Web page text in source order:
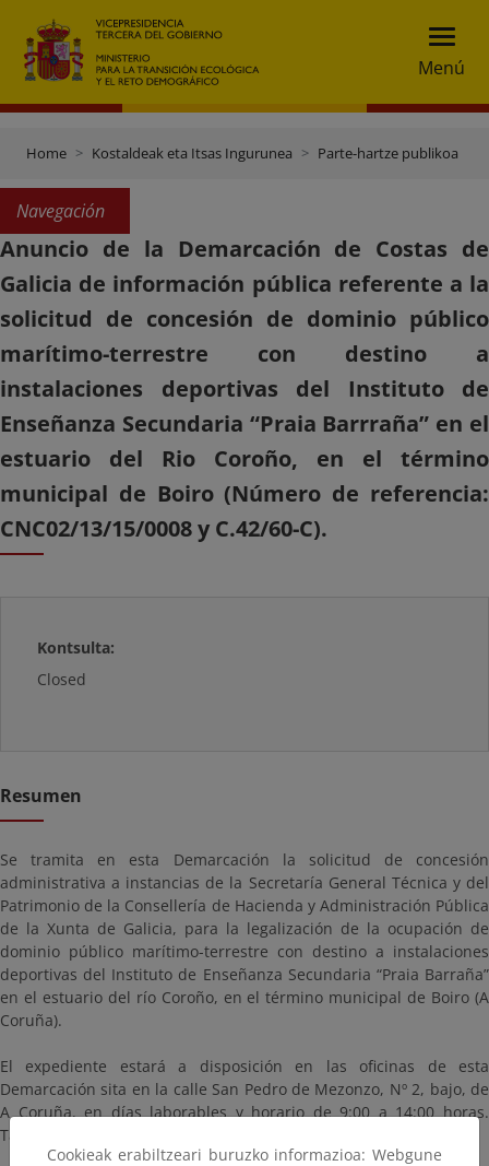
Menú
Home Kostaldeak eta Itsas Ingurunea Parte-hartze publikoa
Navegación
Anuncio de la Demarcación de Costas de
Galicia de información pública referente a la
solicitud de concesión de dominio público
marítimo-terrestre con destino a
instalaciones deportivas del Instituto de
Enseñanza Secundaria “Praia Barrraña” en el
estuario del Rio Coroño, en el término
municipal de Boiro (Número de referencia:
CNC02/13/15/0008 y C.42/60-C).
Kontsulta:
Closed
Resumen
Se tramita en esta Demarcación la solicitud de concesión
administrativa a instancias de la Secretaría General Técnica y del
Patrimonio de la Consellería de Hacienda y Administración Pública
de la Xunta de Galicia, para la legalización de la ocupación de
dominio público marítimo-terrestre con destino a instalaciones
deportivas del Instituto de Enseñanza Secundaria “Praia Barraña”
en el estuario del río Coroño, en el término municipal de Boiro (A
Coruña).
El expediente estará a disposición en las oficinas de esta
Demarcación sita en la calle San Pedro de Mezonzo, Nº 2, bajo, de
A Coruña, en días laborables y horario de 9:00 a 14:00 horas.
También podrá consultarse en esta página.
Cookieak erabiltzeari buruzko informazioa: Webgune